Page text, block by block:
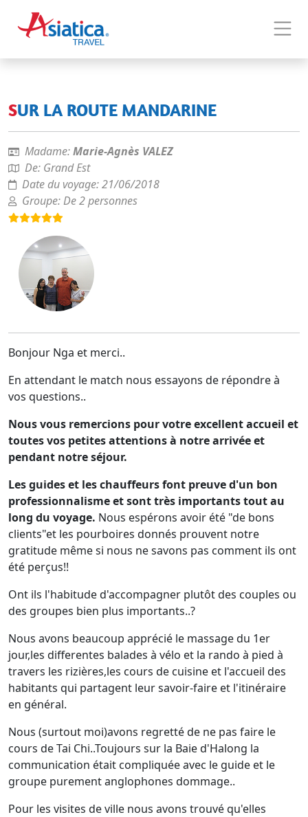
SUR LA ROUTE MANDARINE
Madame:Marie-Agnès VALEZ
De: Grand Est
Date du voyage:21/06/2018
Groupe:De 2 personnes
Bonjour Nga et merci..
En attendant le match nous essayons de répondre à
vos questions..
Nous vous remercions pour votre excellent accueil et
toutes vos petites attentions à notre arrivée et
pendant notre séjour.
Les guides et les chauffeurs font preuve d'un bon
professionnalisme et sont très importants tout au
long du voyage. Nous espérons avoir été "de bons
clients"et les pourboires donnés prouvent notre
gratitude même si nous ne savons pas comment ils ont
été perçus!!
Ont ils l'habitude d'accompagner plutôt des couples ou
des groupes bien plus importants..?
Nous avons beaucoup apprécié le massage du 1er
jour,les differentes balades à vélo et la rando à pied à
travers les rizières,les cours de cuisine et l'accueil des
habitants qui partagent leur savoir-faire et l'itinéraire
en général.
Nous (surtout moi)avons regretté de ne pas faire le
cours de Tai Chi..Toujours sur la Baie d'Halong la
communication était compliquée avec le guide et le
groupe purement anglophones dommage..
Pour les visites de ville nous avons trouvé qu'elles